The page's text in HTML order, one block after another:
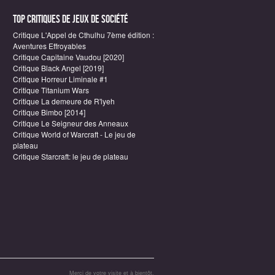
Top critiques de Jeux de société
Critique L'Appel de Cthulhu 7ème édition :
Aventures Effroyables
Critique Capitaine Vaudou [2020]
Critique Black Angel [2019]
Critique Horreur Liminale #1
Critique Titanium Wars
Critique La demeure de R'lyeh
Critique Bimbo [2014]
Critique Le Seigneur des Anneaux
Critique World of Warcraft - Le jeu de
plateau
Critique Starcraft: le jeu de plateau
Merci de votre visite et à bientôt.